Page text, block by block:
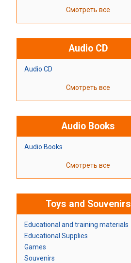
Смотреть все
Audio CD
Audio CD
Смотреть все
Audio Books
Audio Books
Смотреть все
Toys and Souvenirs
Educational and training materials
Educational Supplies
Games
Souvenirs